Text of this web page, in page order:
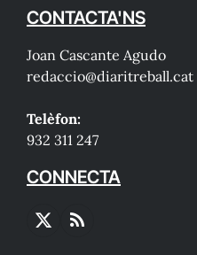
CONTACTA'NS
Joan Cascante Agudo
redaccio@diaritreball.cat
Telèfon:
932 311 247
CONNECTA
X
RSS